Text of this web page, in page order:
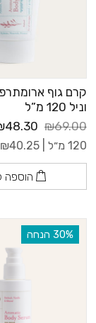
קרם גוף
וניל 120 מ”ל
₪69.00
120 מ״ל | ₪40.25
הוספה
‫30% הנחה